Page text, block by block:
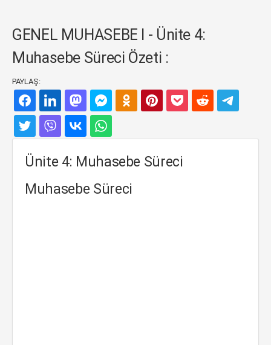
GENEL MUHASEBE I - Ünite 4:
Muhasebe Süreci Özeti :
PAYLAŞ:
Ünite 4: Muhasebe Süreci
Muhasebe Süreci